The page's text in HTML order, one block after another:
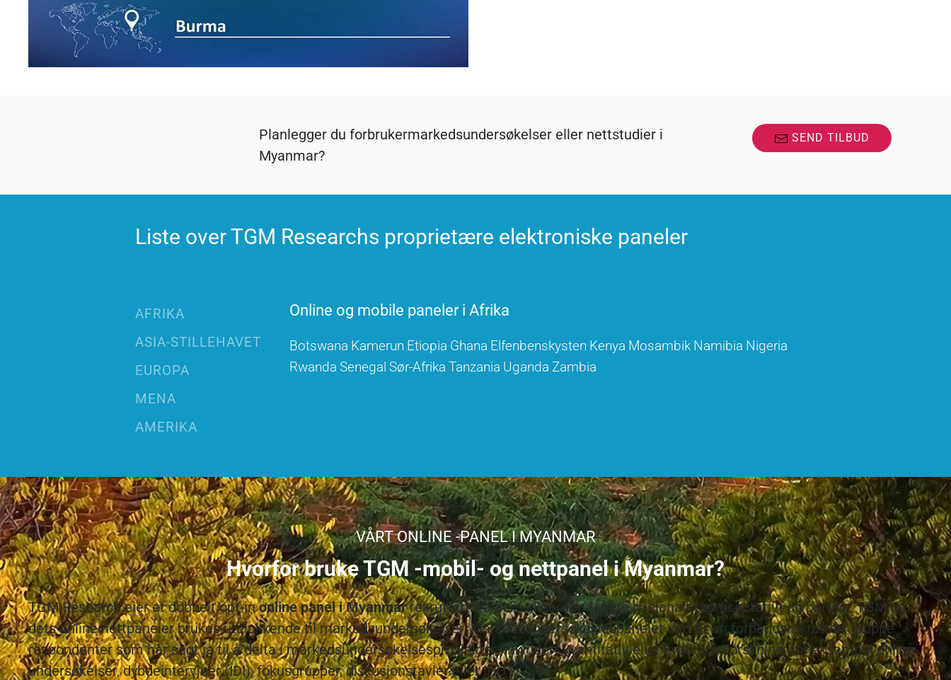
Planlegger du forbrukermarkedsundersøkelser eller nettstudier i
Myanmar?
SEND TILBUD
Liste over TGM Researchs proprietære elektroniske paneler
AFRIKA
ASIA-STILLEHAVET
EUROPA
MENA
AMERIKA
Online og mobile paneler i Afrika
Botswana Kamerun Etiopia Ghana Elfenbenskysten Kenya Mosambik Namibia Nigeria
Rwanda Senegal Sør-Afrika Tanzania Uganda Zambia
VÅRT ONLINE -PANEL I MYANMAR
Hvorfor bruke TGM -mobil- og nettpanel i Myanmar?
TGM Research eier et dobbelt opt-inonline panel i Myanmarrekruttert fra flere kilder for å være nasjonalt representativt og partisk. TGM og
dets online nettpaneler brukes utelukkende til markedsundersøkelser. Markedsundersøkelsespanelet vårt er en forhåndsrekruttert gruppe
respondenter som har sagt ja til å delta i markedsundersøkelsesprosjekter: inkludert kvantitativ eller kvalitativ forskning: for eksempel online-
undersøkelser, dybdeintervjuer (IDI), fokusgrupper, diskusjonstavler eller IHUT.